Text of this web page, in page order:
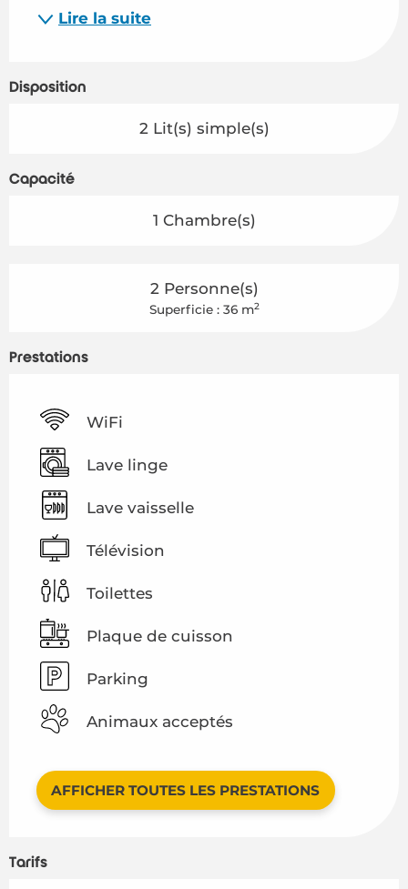
Lire la suite
Disposition
2 Lit(s) simple(s)
Capacité
1 Chambre(s)
2 Personne(s)
Superficie : 36 m2
Prestations
WiFi
Lave linge
Lave vaisselle
Télévision
Toilettes
Plaque de cuisson
Parking
Animaux acceptés
AFFICHER TOUTES LES PRESTATIONS
Tarifs